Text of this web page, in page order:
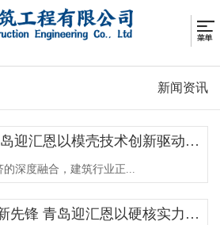
新闻资讯
锚定建筑新未来 青岛迎汇恩以模壳技术创新驱动行业可持续发展
深度融合，建筑行业正...
建筑模壳领域的革新先锋 青岛迎汇恩以硬核实力助推行业高质量发展